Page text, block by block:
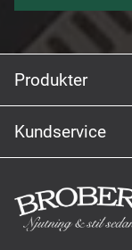
Produkter
Kundservice